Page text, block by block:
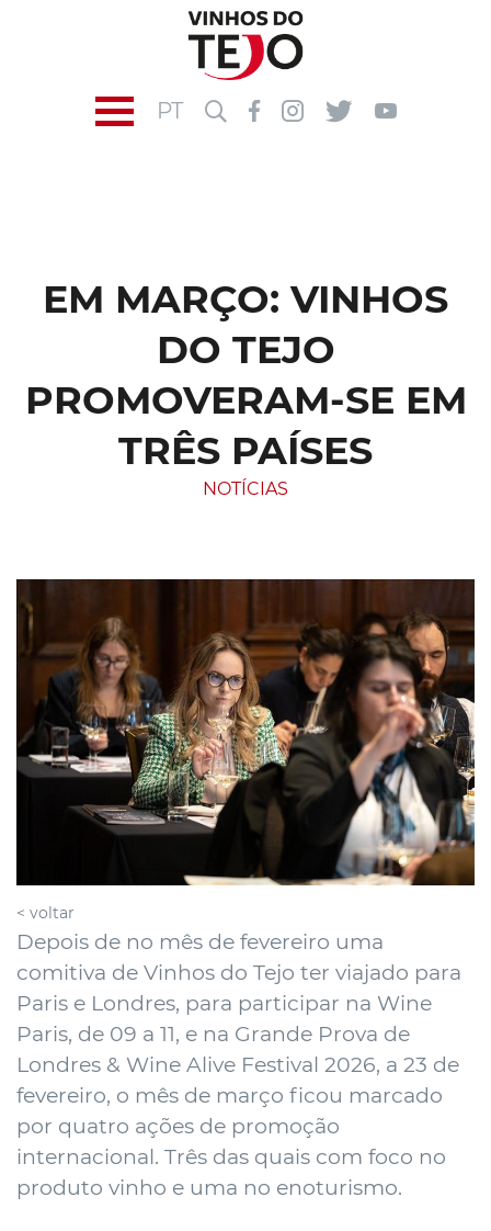
PT
EM MARÇO: VINHOS
DO TEJO
PROMOVERAM-SE EM
TRÊS PAÍSES
NOTÍCIAS
< voltar
Depois de no mês de fevereiro uma
comitiva de Vinhos do Tejo ter viajado para
Paris e Londres, para participar na Wine
Paris, de 09 a 11, e na Grande Prova de
Londres & Wine Alive Festival 2026, a 23 de
fevereiro, o mês de março ficou marcado
por quatro ações de promoção
internacional. Três das quais com foco no
produto vinho e uma no enoturismo.